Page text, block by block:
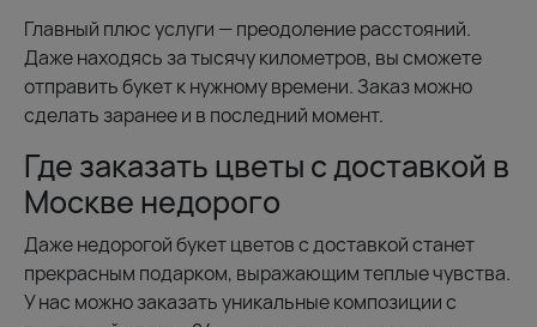
Главный плюс услуги — преодоление расстояний.
Даже находясь за тысячу километров, вы сможете
отправить букет к нужному времени. Заказ можно
сделать заранее и в последний момент.
Где заказать цветы с доставкой в
Москве недорого
Даже недорогой букет цветов с доставкой станет
прекрасным подарком, выражающим теплые чувства.
У нас можно заказать уникальные композиции с